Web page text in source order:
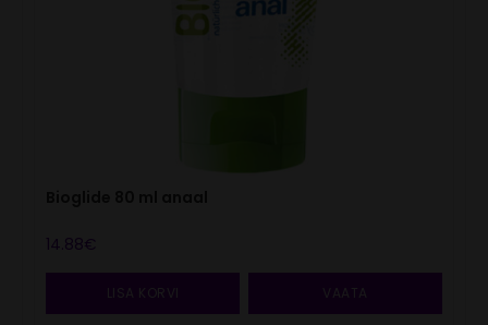
14.88€
LISA KORVI VAATA